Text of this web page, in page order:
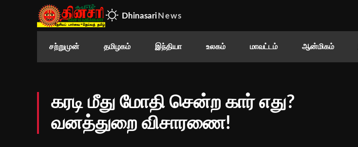
Dhinasari News
சற்றுமுன் தமிழகம் இந்தியா உலகம் மாவட்டம் ஆன்மிகம்
கரடி மீது மோதி சென்ற கார் எது?
வனத்துறை விசாரணை!